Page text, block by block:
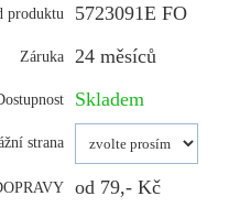
produktu 5723091E FO
Záruka 24 měsíců
Skladem
strana
od 79,- Kč